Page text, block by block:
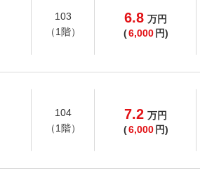
103
（1階）
6.8 万円
(6,000 円)
104
（1階）
7.2 万円
(6,000 円)